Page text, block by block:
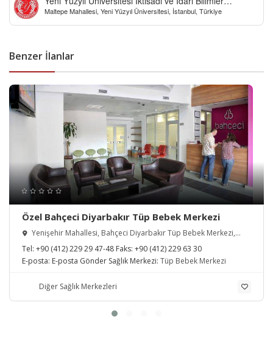
Fakültesi
Maltepe Mahallesi, Yeni Yüzyıl Üniversitesi, İstanbul, Türkiye
Benzer İlanlar
Özel Bahçeci Diyarbakır Tüp Bebek Merkezi
Yenişehir Mahallesi, Bahçeci Diyarbakır Tüp Bebek Merkezi,
Tel: +90 (412) 229 29 47-48 Faks: +90 (412) 229 63 30
E-posta: E-posta Gönder Sağlık Merkezi: Tüp Bebek Merkezi
Diğer Sağlık Merkezleri